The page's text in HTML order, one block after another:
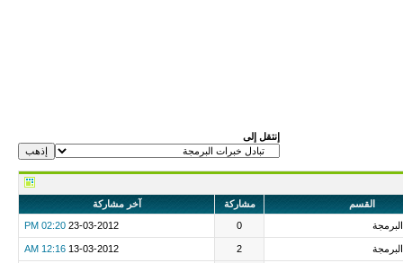
إنتقل إلى
القسم مشاركة
آخر مشاركة
0
23-03-2012
02:20 PM
2
13-03-2012
12:16 AM